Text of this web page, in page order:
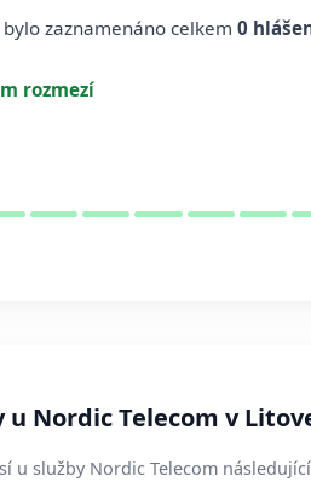
zaznamenáno celkem 0
rozmezí
Nordic Telecom v
u služby Nordic Telecom